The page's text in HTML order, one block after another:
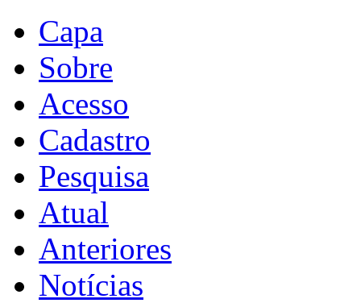
Capa
Sobre
Acesso
Cadastro
Pesquisa
Atual
Anteriores
Notícias